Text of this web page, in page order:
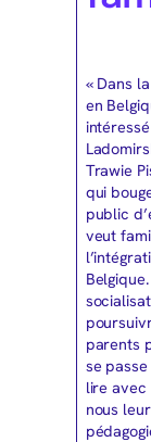
« Dans
en
Trawie
qui
public
veut
parents
se
lire avec
nous